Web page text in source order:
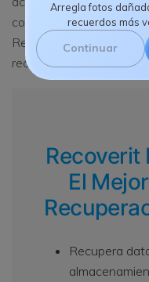
Arregla fotos
recuerdos más
Continuar
comprueba algunas
Recoverit que lo
recuperación de datos
Recoverit
El
Recupera